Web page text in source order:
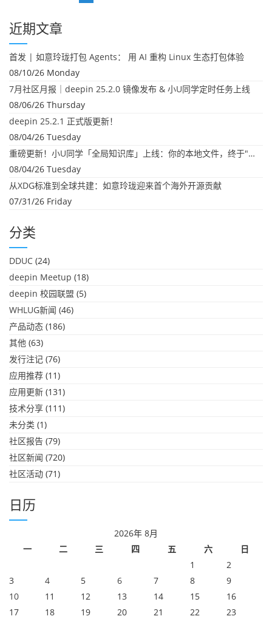
航
近期文章
首发 | 如意玲珑打包 Agents： 用 AI 重构 Linux 生态打包体验
08/10/26 Monday
7月社区月报｜deepin 25.2.0 镜像发布 & 小U同学定时任务上线
08/06/26 Thursday
deepin 25.2.1 正式版更新！
08/04/26 Tuesday
重磅更新！小U同学「全局知识库」上线：你的本地文件，终于"活"起来了
08/04/26 Tuesday
从XDG标准到全球共建：如意玲珑迎来首个海外开源贡献
07/31/26 Friday
分类
DDUC (24)
deepin Meetup (18)
deepin 校园联盟 (5)
WHLUG新闻 (46)
产品动态 (186)
其他 (63)
发行注记 (76)
应用推荐 (11)
应用更新 (131)
技术分享 (111)
未分类 (1)
社区报告 (79)
社区新闻 (720)
社区活动 (71)
日历
2026年 8月
一
二 三 四 五 六
日
1
2
3
4 5 6 7 8
9
10
11 12 13 14 15
16
17
18 19 20 21 22 23